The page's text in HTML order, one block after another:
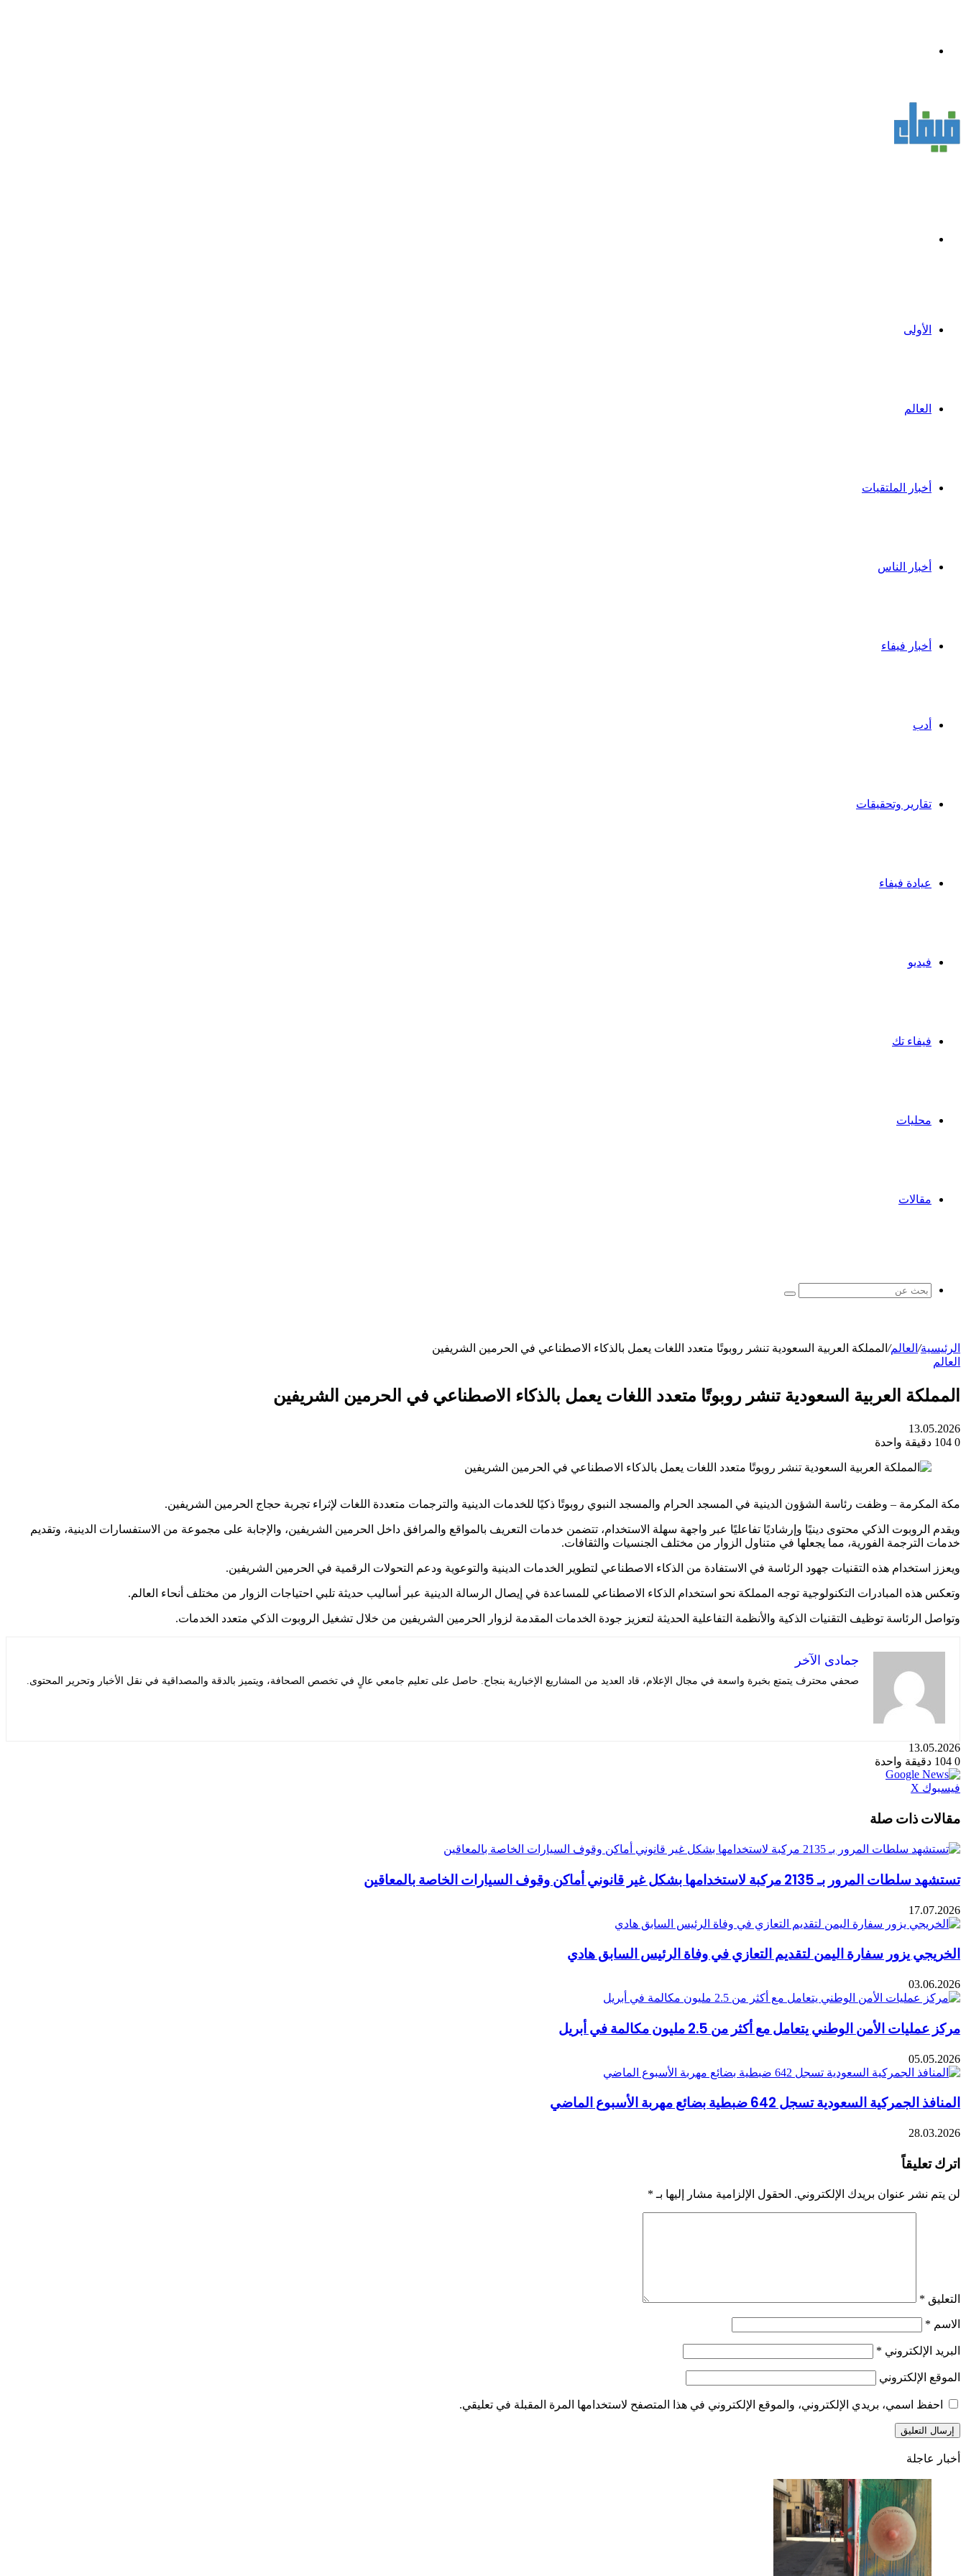
الأولى
العالم
أخبار الملتقيات
أخبار الناس
أخبار فيفاء
أدب
تقارير وتحقيقات
عيادة فيفاء
فيديو
فيفاء تك
محليات
مقالات
بحث
الرئيسية/ العالم/ المملكة العربية السعودية تنشر روبوتًا متعدد اللغات يعمل بالذكاء الاصطناعي في الحرمين الشريفين
العالم
المملكة العربية السعودية تنشر روبوتًا متعدد اللغات يعمل بالذكاء الاصطناعي في الحرمين الشريفين
13.05.2026
0
دقيقة واحدة
مكة المكرمة – وظفت رئاسة الشؤون الدينية في المسجد الحرام والمسجد النبوي روبوتًا ذكيًا للخدمات الدينية والترجمات متعددة اللغات لإثراء تجربة حجاج الحرمين الشريفين.
ويقدم الروبوت الذكي محتوى دينيًا وإرشاديًا تفاعليًا عبر واجهة سهلة الاستخدام، تتضمن خدمات التعريف بالمواقع والمرافق داخل الحرمين الشريفين، والإجابة على مجموعة من الاستفسارات الدينية، وتقديم
خدمات الترجمة الفورية، مما يجعلها في متناول الزوار من مختلف الجنسيات والثقافات.
ويعزز استخدام هذه التقنيات جهود الرئاسة في الاستفادة من الذكاء الاصطناعي لتطوير الخدمات الدينية والتوعوية ودعم التحولات الرقمية في الحرمين الشريفين.
وتعكس هذه المبادرات التكنولوجية توجه المملكة نحو استخدام الذكاء الاصطناعي للمساعدة في إيصال الرسالة الدينية عبر أساليب حديثة تلبي احتياجات الزوار من مختلف أنحاء العالم.
وتواصل الرئاسة توظيف التقنيات الذكية والأنظمة التفاعلية الحديثة لتعزيز جودة الخدمات المقدمة لزوار الحرمين الشريفين من خلال تشغيل الروبوت الذكي متعدد الخدمات.
جمادى الآخر
صحفي محترف يتمتع بخبرة واسعة في مجال الإعلام، قاد العديد من المشاريع الإخبارية بنجاح. حاصل على تعليم جامعي عالٍ في تخصص الصحافة، ويتميز بالدقة والمصداقية في نقل الأخبار وتحرير المحتوى.
13.05.2026
0
دقيقة واحدة
فيسبوك X
البريد
مقالات ذات صلة
تستشهد سلطات المرور بـ 2135 مركبة لاستخدامها بشكل غير قانوني أماكن وقوف السيارات الخاصة بالمعاقين
17.07.2026
الخريجي يزور سفارة اليمن لتقديم التعازي في وفاة الرئيس السابق هادي
03.06.2026
مركز عمليات الأمن الوطني يتعامل مع أكثر من 2.5 مليون مكالمة في أبريل
05.05.2026
المنافذ الجمركية السعودية تسجل 642 ضبطية بضائع مهربة الأسبوع الماضي
28.03.2026
اترك تعليقاً
لن يتم نشر عنوان بريدك الإلكتروني. الحقول الإلزامية مشار إليها بـ *
التعليق *
الاسم *
البريد الإلكتروني *
الموقع الإلكتروني
احفظ اسمي، بريدي الإلكتروني، والموقع الإلكتروني في هذا المتصفح لاستخدامها المرة المقبلة في تعليقي.
أخبار عاجلة